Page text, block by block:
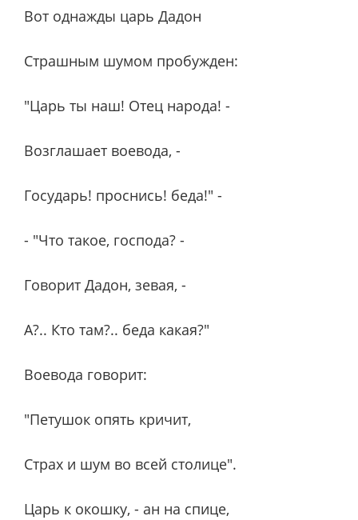
Вот однажды царь Дадон
Страшным шумом пробужден:
"Царь ты наш! Отец народа! -
Возглашает воевода, -
Государь! проснись! беда!" -
- "Что такое, господа? -
Говорит Дадон, зевая, -
А?.. Кто там?.. беда какая?"
Воевода говорит:
"Петушок опять кричит,
Страх и шум во всей столице".
Царь к окошку, - ан на спице,